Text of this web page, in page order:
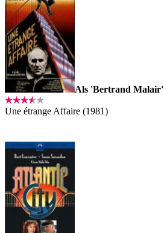
Als 'Bertrand Malair'
Une étrange Affaire (1981)